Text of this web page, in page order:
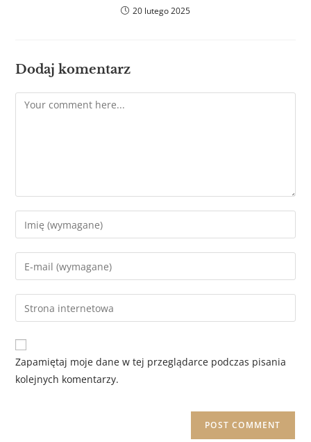
20 lutego 2025
Dodaj komentarz
Zapamiętaj moje dane w tej przeglądarce podczas pisania
kolejnych komentarzy.